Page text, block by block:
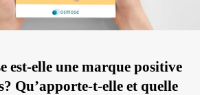
est-elle une marque positive
Qu’apporte-t-elle et quelle